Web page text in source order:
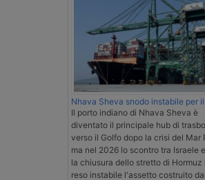
Nhava Sheva snodo instabile per
Il porto indiano di Nhava Sheva è
diventato il principale hub di
verso il Golfo dopo la crisi del Mar
ma nel 2026 lo scontro tra Israele
la chiusura dello stretto di Hormuz
reso instabile l'assetto costruito